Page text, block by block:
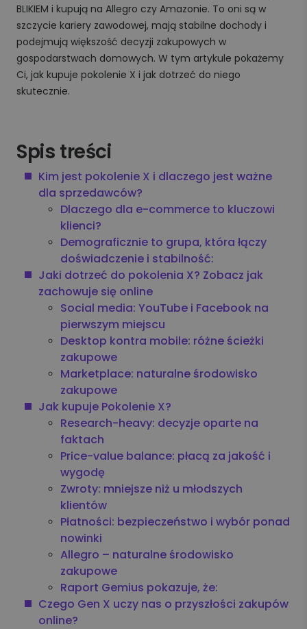
BLIKIEM i kupują na Allegro czy Amazonie. To oni są w
szczycie kariery zawodowej, mają stabilne dochody i
podejmują większość decyzji zakupowych w
gospodarstwach domowych. W tym artykule pokażemy
Ci, jak kupuje pokolenie X i jak dotrzeć do niego
skutecznie.
Spis treści
Kim jest pokolenie X i dlaczego jest ważne
dla sprzedawców?
Dlaczego dla e-commerce to kluczowi
klienci?
Demograficznie to grupa, która łączy
doświadczenie i stabilność:
Jaki dotrzeć do pokolenia X? Zobacz jak
zachowuje się online
Social media: YouTube i Facebook na
pierwszym miejscu
Desktop kontra mobile: różne ścieżki
zakupowe
Marketplace: naturalne środowisko
zakupowe
Jak kupuje Pokolenie X?
Research-heavy: decyzje oparte na
faktach
Price-value balance: płacą za jakość i
wygodę
Zwroty: mniejsze niż u młodszych
klientów
Płatności: bezpieczeństwo i wybór ponad
nowinki
Allegro – naturalne środowisko
zakupowe
Raport Gemius pokazuje, że:
Czego Gen X uczy nas o przyszłości zakupów
online?